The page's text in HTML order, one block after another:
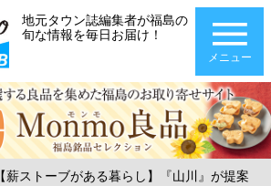
地元タウン誌編集者が福島の
旬な情報を毎日お届け！
メニュー
【薪ストーブがある暮らし】『山川』が提案